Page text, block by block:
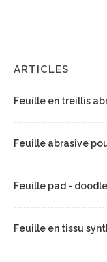
ARTICLES
Feuille en treillis
Feuille abrasive
Feuille pad - doodle
Feuille en tissu